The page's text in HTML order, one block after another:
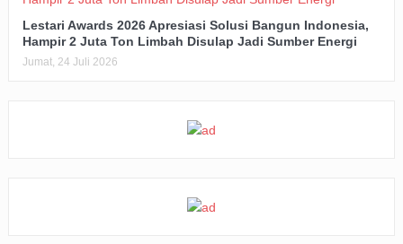
Lestari Awards 2026 Apresiasi Solusi Bangun Indonesia,
Hampir 2 Juta Ton Limbah Disulap Jadi Sumber Energi
Jumat, 24 Juli 2026